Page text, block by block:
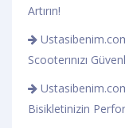
Artırın!
Scooterınızı
Bisikletinizin